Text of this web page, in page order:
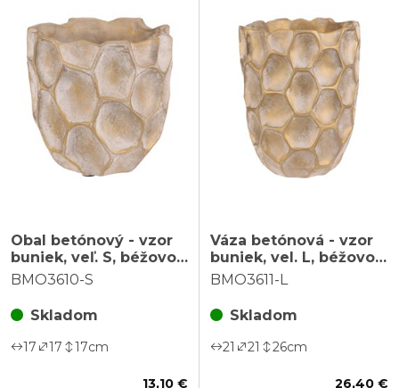
Obal betónový - vzor
buniek, veľ. S, béžovo-
zlatý
BMO3610-S
Skladom
17 17 17cm
13,10 €
Váza betónová - vzor
buniek, vel. L, béžovo-
zlatá
BMO3611-L
Skladom
21 21 26cm
26,40 €